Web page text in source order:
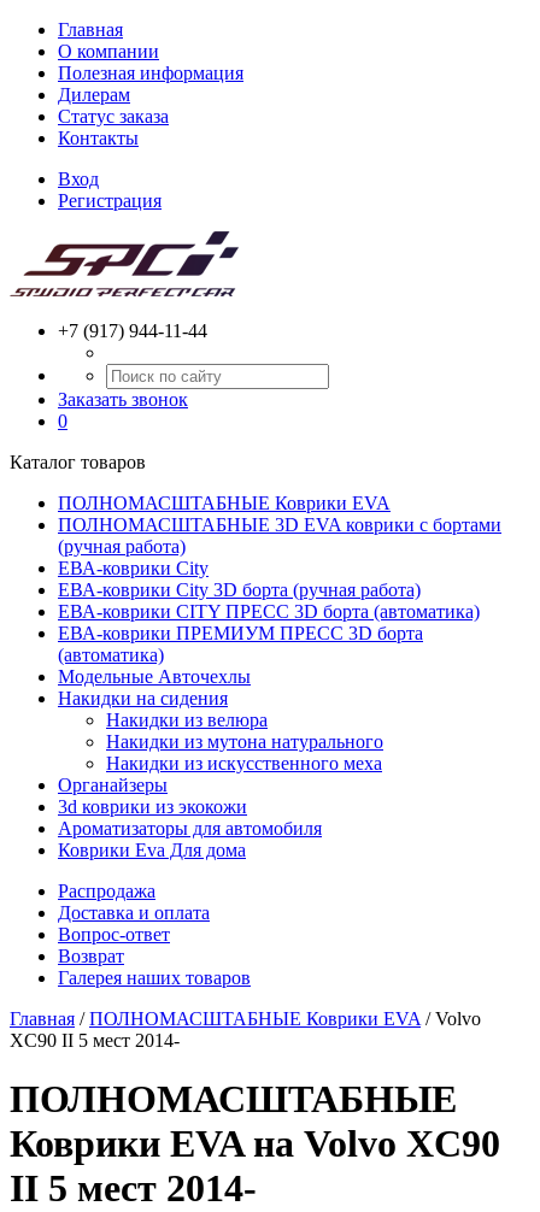
Главная
О компании
Полезная информация
Дилерам
Статус заказа
Контакты
Вход
Регистрация
+7 (917) 944-11-44
Заказать звонок
0
Каталог товаров
ПОЛНОМАСШТАБНЫЕ Коврики EVA
ПОЛНОМАСШТАБНЫЕ 3D EVA коврики с бортами
(ручная работа)
ЕВА-коврики City
ЕВА-коврики City 3D борта (ручная работа)
ЕВА-коврики CITY ПРЕСС 3D борта (автоматика)
ЕВА-коврики ПРЕМИУМ ПРЕСС 3D борта
(автоматика)
Модельные Авточехлы
Накидки на сидения
Накидки из велюра
Накидки из мутона натурального
Накидки из искусственного меха
Органайзеры
3d коврики из экокожи
Ароматизаторы для автомобиля
Коврики Eva Для дома
Распродажа
Доставка и оплата
Вопрос-ответ
Возврат
Галерея наших товаров
Главная /ПОЛНОМАСШТАБНЫЕ Коврики EVA / Volvo
XC90 II 5 мест 2014-
ПОЛНОМАСШТАБНЫЕ
Коврики EVA на Volvo XC90
II 5 мест 2014-